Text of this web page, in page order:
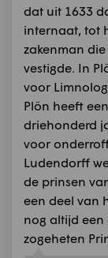
dat uit 1633
internaat, tot
zakenman
vestigde. In
voor
Plön heeft
driehonderd
voor
Ludendorff
de prinsen
een deel van
nog altijd een
zogeheten